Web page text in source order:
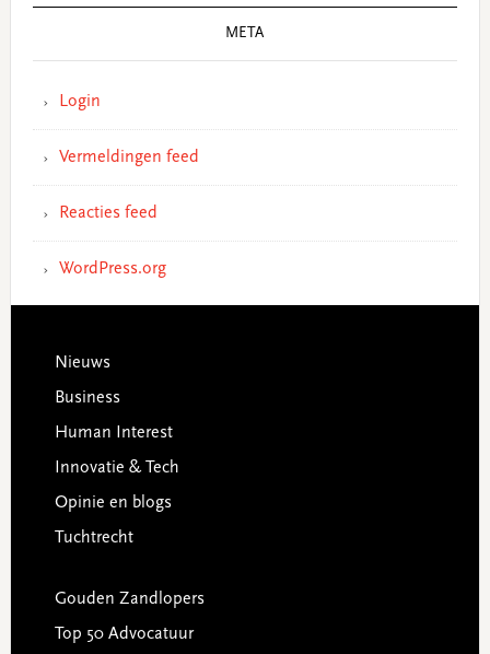
META
Login
Vermeldingen feed
Reacties feed
WordPress.org
Footer
Nieuws
Business
Human Interest
Innovatie & Tech
Opinie en blogs
Tuchtrecht
Gouden Zandlopers
Top 50 Advocatuur